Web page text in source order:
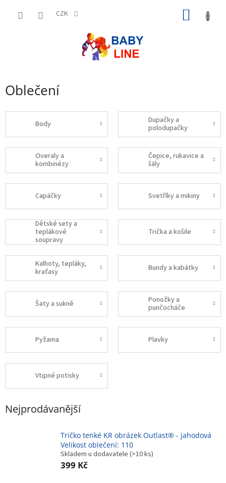
CZK
Oblečení
Body
Dupačky a
polodupačky
Overaly a
kombinézy
Čepice, rukavice a
šály
Capáčky Svetříky a mikiny
Dětské sety a
teplákové
soupravy
Trička a košile
Kalhoty, tepláky,
kraťasy
Bundy a kabátky
Šaty a sukně
Ponožky a
punčocháče
Pyžama Plavky
Vtipné potisky
Nejprodávanější
Tričko tenké KR obrázek Outlast® - jahodová
Velikost oblečení: 110
Skladem u dodavatele (>10 ks)
399 Kč